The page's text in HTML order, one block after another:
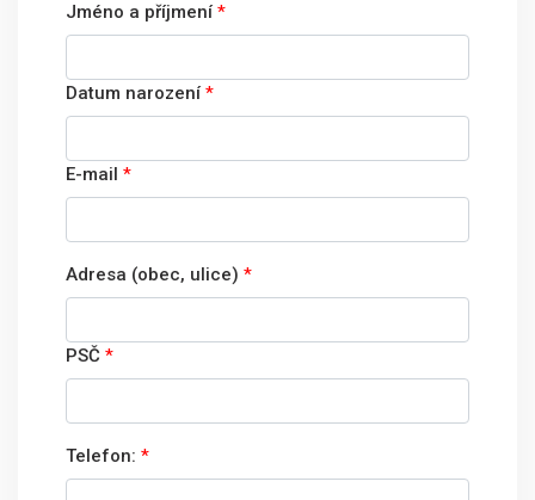
Jméno a příjmení *
Datum narození *
E-mail *
Adresa (obec, ulice) *
PSČ *
Telefon: *